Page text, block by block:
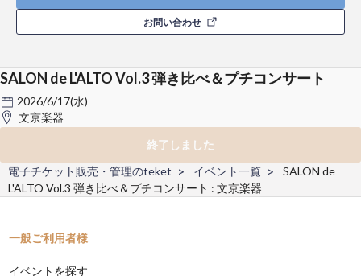
お問い合わせ
SALON de L'ALTO Vol.3 弾き比べ＆プチコンサート
2026/6/17(水)
文京楽器
終了しました
電子チケット販売・管理のteket
イベント一覧
SALON de
L'ALTO Vol.3 弾き比べ＆プチコンサート : 文京楽器
一般ご利用者様
イベントを探す